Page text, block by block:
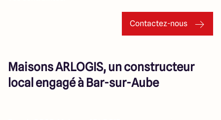
Contactez-nous
Maisons ARLOGIS, un constructeur
local engagé à Bar-sur-Aube